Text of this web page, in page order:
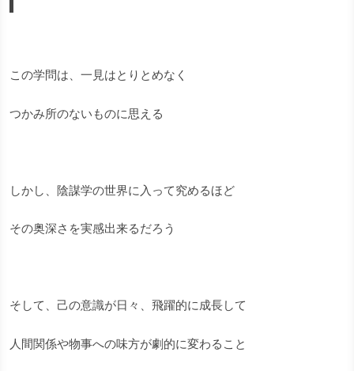
この学問は、一見はとりとめなく
つかみ所のないものに思える
しかし、陰謀学の世界に入って究めるほど
その奥深さを実感出来るだろう
そして、己の意識が日々、飛躍的に成長して
人間関係や物事への味方が劇的に変わること